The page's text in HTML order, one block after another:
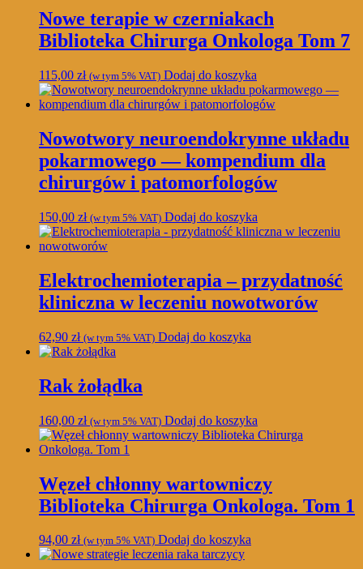
Nowe terapie w czerniakach
Biblioteka Chirurga Onkologa Tom 7
115,00 zł (w tym 5% VAT) Dodaj do koszyka
Nowotwory neuroendokrynne układu
pokarmowego — kompendium dla
chirurgów i patomorfologów
150,00 zł (w tym 5% VAT) Dodaj do koszyka
Elektrochemioterapia – przydatność
kliniczna w leczeniu nowotworów
62,90 zł (w tym 5% VAT) Dodaj do koszyka
Rak żołądka
160,00 zł (w tym 5% VAT) Dodaj do koszyka
Węzeł chłonny wartowniczy
Biblioteka Chirurga Onkologa. Tom 1
94,00 zł (w tym 5% VAT) Dodaj do koszyka